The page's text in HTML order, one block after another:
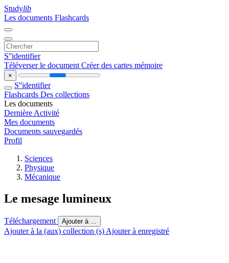
Studylib
Les documents Flashcards
S''identifier
Téléverser le document Créer des cartes mémoire
×
S''identifier
Flashcards Des collections
Les documents
Dernière Activité
Mes documents
Documents sauvegardés
Profil
Sciences
Physique
Mécanique
Le mesage lumineux
Téléchargement Ajouter à ...
Ajouter à la (aux) collection (s) Ajouter à enregistré